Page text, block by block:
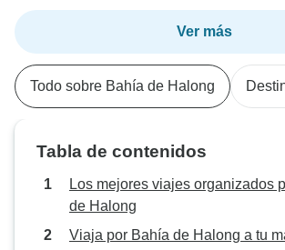
Mekong
Ver más
Todo sobre Bahía de Halong
Tabla de contenidos
Los mejores viajes organizados
de Halong
Viaja por Bahía de Halong a tu